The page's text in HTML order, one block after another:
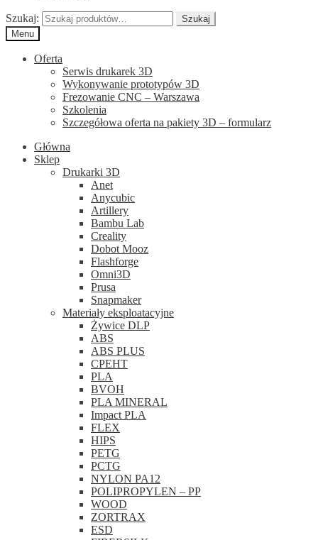
Szukaj:
Szukaj
Menu
Oferta
Serwis drukarek 3D
Wykonywanie prototypów 3D
Frezowanie CNC – Warszawa
Szkolenia
Szczegółowa oferta na pakiety 3D – formularz
Główna
Sklep
Drukarki 3D
Anet
Anycubic
Artillery
Bambu Lab
Creality
Dobot Mooz
Flashforge
Omni3D
Prusa
Snapmaker
Materiały eksploatacyjne
Żywice DLP
ABS
ABS PLUS
CPEHT
PLA
BVOH
PLA MINERAL
Impact PLA
FLEX
HIPS
PETG
PCTG
NYLON PA12
POLIPROPYLEN – PP
WOOD
ZORTRAX
ESD